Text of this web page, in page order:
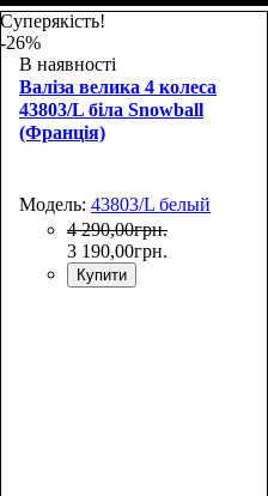
Суперякість!
-26%
В наявності
Валіза велика 4 колеса
43803/L біла Snowball
(Франція)
Модель: 43803/L белый
4 290,00грн.
3 190,00грн.
Купити